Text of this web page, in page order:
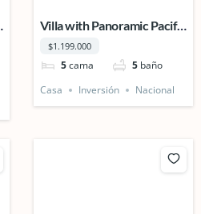
Villa with Panoramic Pacific
Ocean Views, Playa
Grande, Guanacaste.
$1.199.000
5cama 5 baño
Casa
Inversión Nacional